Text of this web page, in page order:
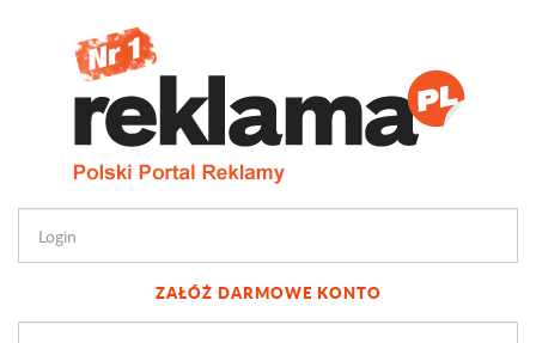
ZAŁÓŻ DARMOWE KONTO